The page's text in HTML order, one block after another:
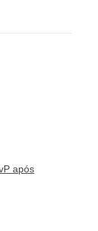
após